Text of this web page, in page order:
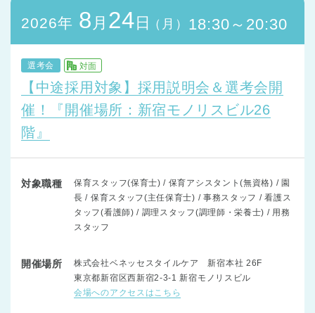
2026年 8 月 24 日 （月） 18:30～20:30
選考会 対面
【中途採用対象】採用説明会＆選考会開
催！『開催場所：新宿モノリスビル26
階』
対象職種
保育スタッフ(保育士) / 保育アシスタント(無資格) / 園
長 / 保育スタッフ(主任保育士) / 事務スタッフ / 看護ス
タッフ(看護師) / 調理スタッフ(調理師・栄養士) / 用務
スタッフ
開催場所
株式会社ベネッセスタイルケア 新宿本社 26F
東京都新宿区西新宿2-3-1 新宿モノリスビル
会場へのアクセスはこちら